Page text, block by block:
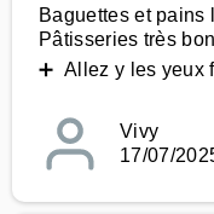
Baguettes et pains
Pâtisseries très
➕ Allez y les yeux
Vivy
17/07/